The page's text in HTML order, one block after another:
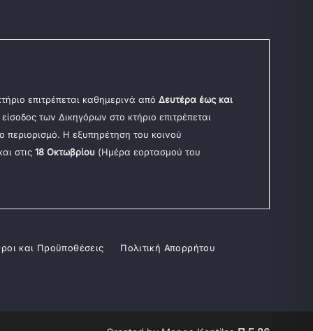
επιτρέπεται καθημερινά από Δευτέρα έως και
των Δικηγόρων στο κτήριο επιτρέπεται
περιορισμό. Η εξυπηρέτηση του κοινού
στις 18 Οκτωβρίου (Ημέρα εορτασμού του
και Προϋποθέσεις Πολιτική Απορρήτου